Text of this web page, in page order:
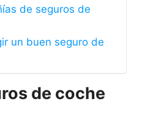
de seguros de
un buen seguro de
de coche